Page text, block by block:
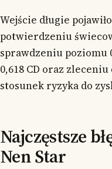
Wejście długie
potwierdzeniu
sprawdzeniu poziomu
0,618 CD oraz
stosunek ryzyka do
Najczęstsze
Nen Star